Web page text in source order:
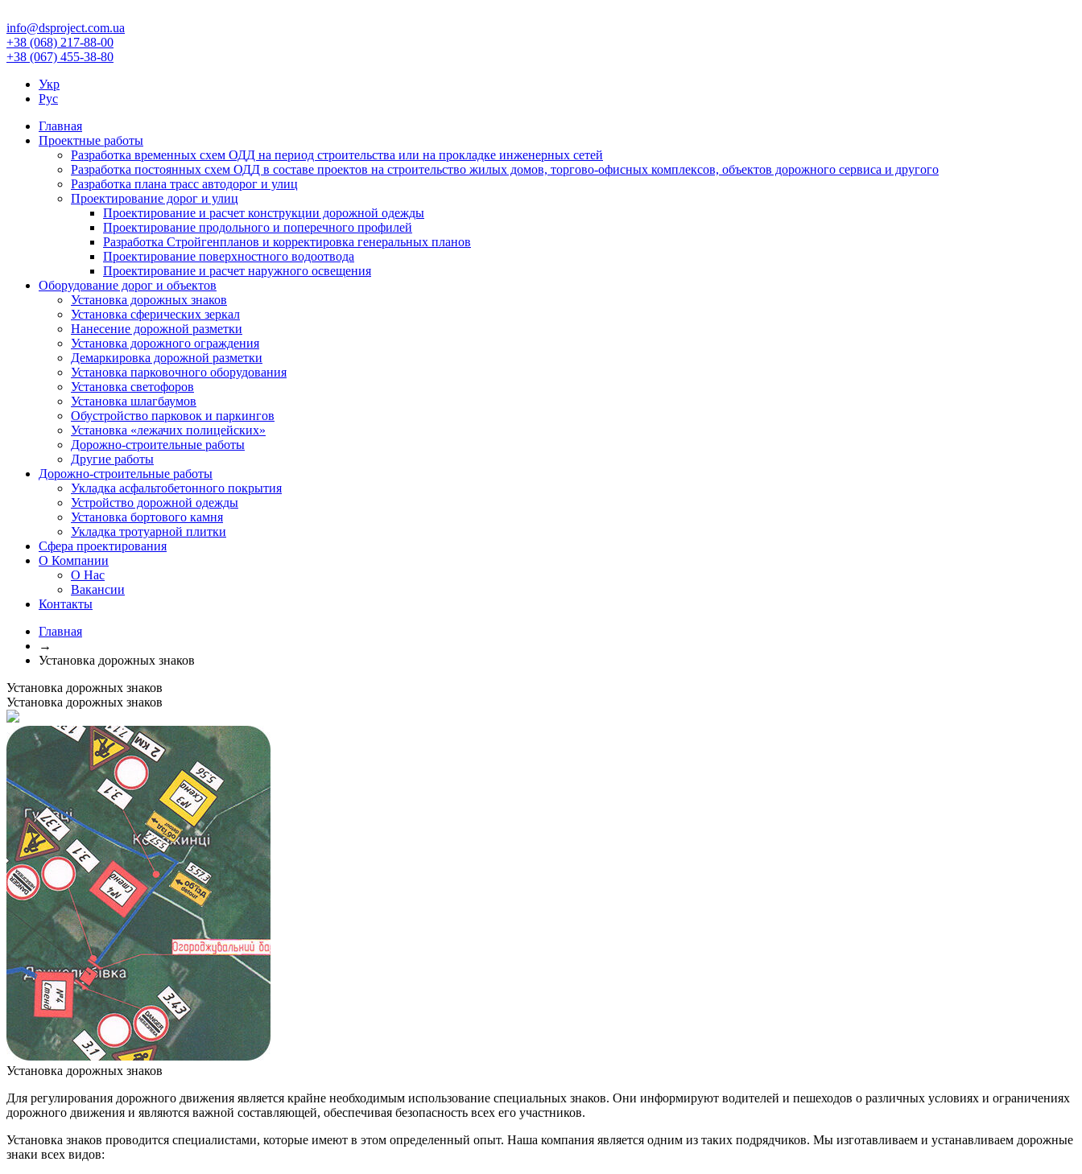
info@dsproject.com.ua
+38 (068) 217-88-00
+38 (067) 455-38-80
Укр
Рус
Главная
Проектные работы
Разработка временных схем ОДД на период строительства или на прокладке инженерных сетей
Разработка постоянных схем ОДД в составе проектов на строительство жилых домов, торгово-офисных комплексов, объектов дорожного сервиса и другого
Разработка плана трасс автодорог и улиц
Проектирование дорог и улиц
Проектирование и расчет конструкции дорожной одежды
Проектирование продольного и поперечного профилей
Разработка Стройгенпланов и корректировка генеральных планов
Проектирование поверхностного водоотвода
Проектирование и расчет наружного освещения
Оборудование дорог и объектов
Установка дорожных знаков
Установка сферических зеркал
Нанесение дорожной разметки
Установка дорожного ограждения
Демаркировка дорожной разметки
Установка парковочного оборудования
Установка светофоров
Установка шлагбаумов
Обустройство парковок и паркингов
Установка «лежачих полицейских»
Дорожно-строительные работы
Другие работы
Дорожно-строительные работы
Укладка асфальтобетонного покрытия
Устройство дорожной одежды
Установка бортового камня
Укладка тротуарной плитки
Сфера проектирования
О Компании
О Нас
Вакансии
Контакты
Главная
→
Установка дорожных знаков
Установка дорожных знаков
Установка дорожных знаков
Установка дорожных знаков
Для регулирования дорожного движения является крайне необходимым использование специальных знаков. Они информируют водителей и пешеходов о различных условиях и ограничениях
дорожного движения и являются важной составляющей, обеспечивая безопасность всех его участников.
Установка знаков проводится специалистами, которые имеют в этом определенный опыт. Наша компания является одним из таких подрядчиков. Мы изготавливаем и устанавливаем дорожные
знаки всех видов: